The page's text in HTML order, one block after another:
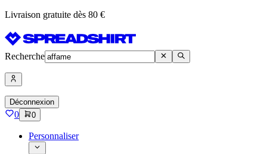
Livraison gratuite dès 80 €
Recherche
Déconnexion
0 0
Personnaliser